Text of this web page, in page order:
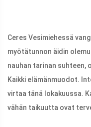
Ceres Vesimiehessä
myötätunnon äidin
nauhan tarinan suhteen,
Kaikki elämänmuodot.
virtaa tänä lokakuussa.
vähän taikuutta ovat